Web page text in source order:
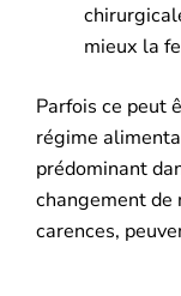
mieux la
Parfois ce peut
régime
prédominant
changement de
carences,